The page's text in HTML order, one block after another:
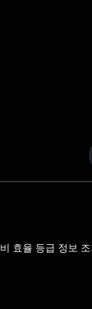
효율 등급 정보 조